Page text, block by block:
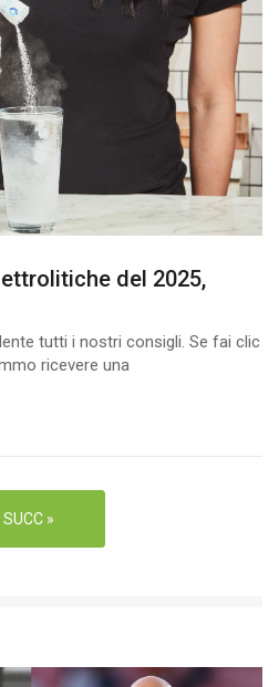
del 2025,
tutti i nostri consigli. Se fai clic
ricevere una
SUCC »